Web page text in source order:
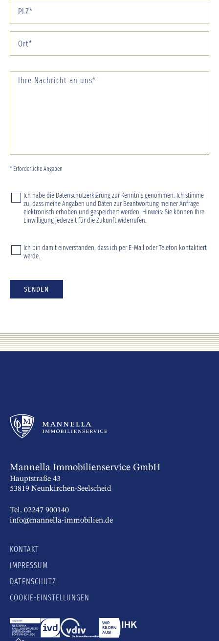
* Erforderliche Angaben
Ich habe die Datenschutzerklärungzur Kenntnis genommen. Ich stimme
zu, dass meine Angaben und Daten zur Beantwortung meiner Anfrage
elektronisch erhoben und gespeichert werden. Hinweis: Sie können Ihre
Einwilligung jederzeit für die Zukunft widerrufen.
Ich bin damit einverstanden, dass ich per E-Mail oder Telefon kontaktiert
werde.
SENDEN
Mannella Immobilienservice GmbH
Hauptstraße 43
53819 Neunkirchen-Seelscheid
Tel. 02247 900140
info@mannella-immobilien.de
KONTAKT
IMPRESSUM
DATENSCHUTZ
COOKIE-EINSTELLUNGEN